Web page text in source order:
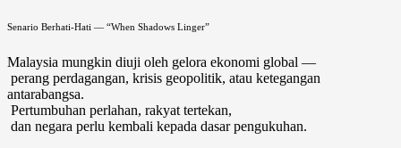
Senario Berhati-Hati — “When Shadows Linger”
Malaysia mungkin diuji oleh gelora ekonomi global —
perang perdagangan, krisis geopolitik, atau ketegangan
antarabangsa.
Pertumbuhan perlahan, rakyat tertekan,
dan negara perlu kembali kepada dasar pengukuhan.